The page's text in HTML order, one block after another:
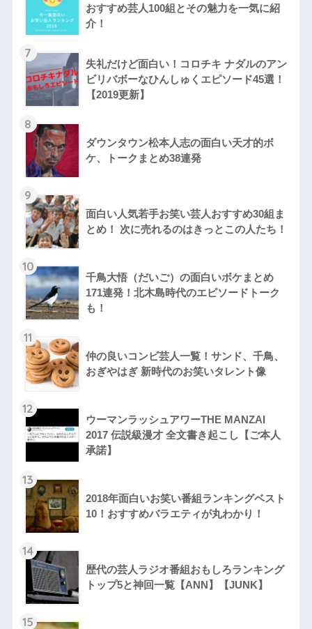
おすすめ芸人100組とその魅力を一気に紹
介！
7
失礼だけど面白い！コロチキ ナダルのアン
ビリバボーなひんしゅくエピソード45選！
【2019更新】
8
ダウンタウン松本人志の面白い天才的ボ
ケ、トークまとめ38連発
9
面白い人気若手お笑い芸人おすすめ30組ま
とめ！ 次に売れるのはきっとこの人たち！
10
千鳥大悟（だいご）の面白いボケまとめ
171連発！北木島時代のエピソードトーク
も！
11
仲の良いコンビ芸人一覧！サンド、千鳥、
おぎやはぎ 新時代のお笑いタレント像
12
ウーマンラッシュアワーTHE MANZAI
2017 伝説級漫才 全文書き起こし【ご本人
承諾】
13
2018年面白いお笑い番組ランキングベスト
10！おすすめバラエティが丸わかり！
14
歴代の芸人ラジオ番組おもしろランキング
トップ5と神回一覧【ANN】【JUNK】
15